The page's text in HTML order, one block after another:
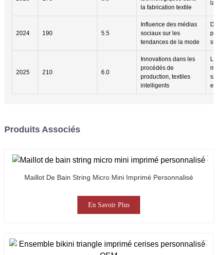
la fabrication textile
la
2024 190 5.5
Influence des médias
sociaux sur les
tendances de la mode
2025 210 6.0
Innovations dans les
procédés de
production, textiles
intelligents
Produits Associés
Maillot De Bain String Micro Mini Imprimé Personnalisé
En Savoir Plus